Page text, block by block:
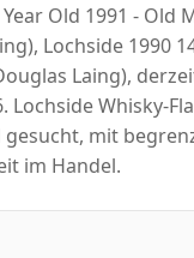
Old 1991 - Old
Lochside 1990
Laing),
Lochside Whisky-
gesucht, mit
im Handel.